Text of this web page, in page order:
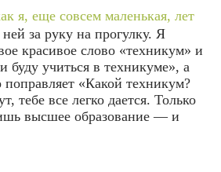
я, еще совсем маленькая, лет
за руку на прогулку. Я
красивое слово «техникум» и
буду учиться в техникуме», а
поправляет «Какой техникум?
тебе все легко дается. Только
высшее образование — и